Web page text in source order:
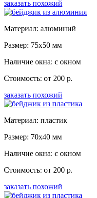
заказать похожий
Материал: алюминий
Размер: 75x50 мм
Наличие окна: с окном
Стоимость: от 200 р.
заказать похожий
Материал: пластик
Размер: 70x40 мм
Наличие окна: с окном
Стоимость: от 200 р.
заказать похожий